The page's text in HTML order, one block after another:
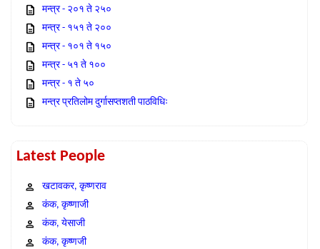
मन्त्र - २०१ ते २५०
मन्त्र - १५१ ते २००
मन्त्र - १०१ ते १५०
मन्त्र - ५१ ते १००
मन्त्र - १ ते ५०
मन्त्र प्रतिलोम दुर्गासप्तशती पाठविधिः
Latest People
खटावकर, कृष्णराव
कंक, कृष्णाजी
कंक, येसाजी
कंक, कृष्णजी